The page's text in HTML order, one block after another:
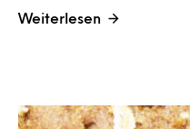
Weiterlesen